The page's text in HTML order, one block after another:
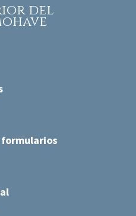
del